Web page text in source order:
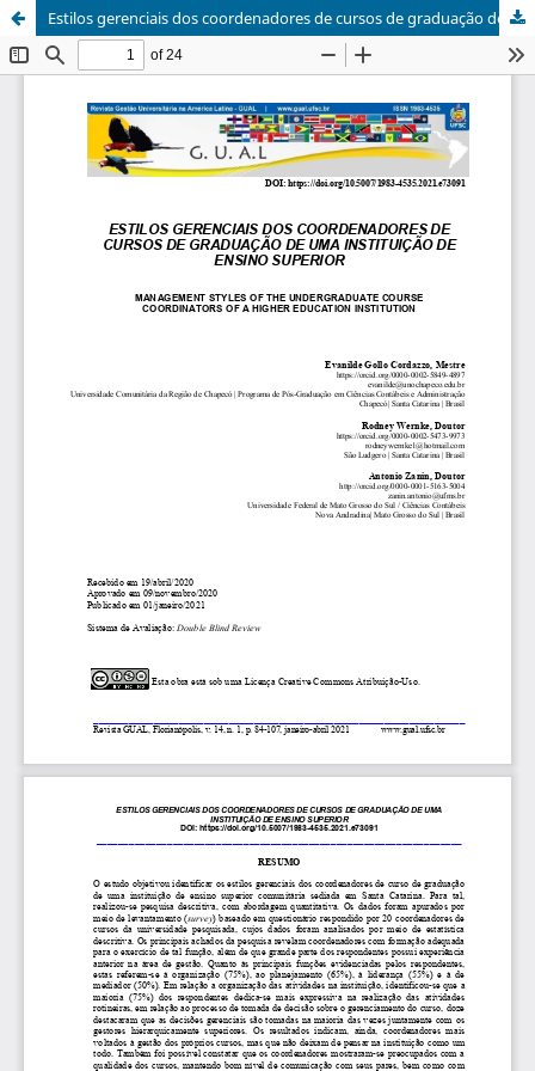
Estilos gerenciais dos coordenadores de cursos de graduação de uma instituição de ensino superior